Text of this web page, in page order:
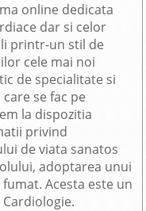
online dedicata
dar si celor
printr-un stil de
cele mai noi
de specialitate si
se fac pe
la dispozitia
privind
de viata sanatos
adoptarea unui
Acesta este un